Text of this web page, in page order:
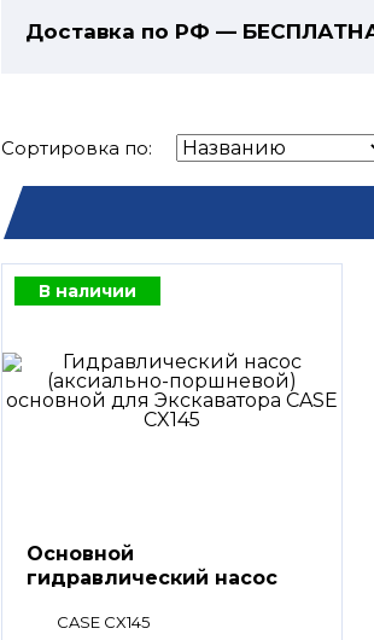
Доставка по РФ —
Сортировка по:
В наличии
Основной
гидравлический насос
CASE CX145